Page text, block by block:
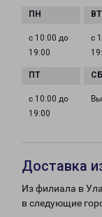
с 10:00 до
19:00
с
с 10:00 до
19:00
Доставка
Из филиала в
в следующие